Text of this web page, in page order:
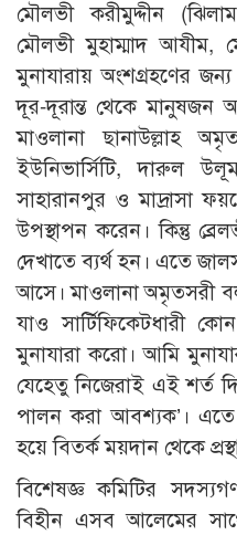
মৌলভী করীমুদ্দীন
মৌলভী মুহাম্মাদ আযীম,
মুনাযারায় অংশগ্রহণের
দূর-দূরান্ত থেকে মানুষজন
মাওলানা ছানাউল্লাহ
ইউনিভার্সিটি, দারুল
সাহারানপুর ও মাদ্রাসা
উপস্থাপন করেন। কিন্তু
দেখাতে ব্যর্থ হন। এতে
আসে। মাওলানা অমৃতসরী
যাও সার্টিফিকেটধারী
মুনাযারা করো। আমি
যেহেতু নিজেরাই এই শর্ত
পালন করা আবশ্যক’। এতে
হয়ে বিতর্ক ময়দান থেকে
বিশেষজ্ঞ কমিটির
বিহীন এসব আলেমের